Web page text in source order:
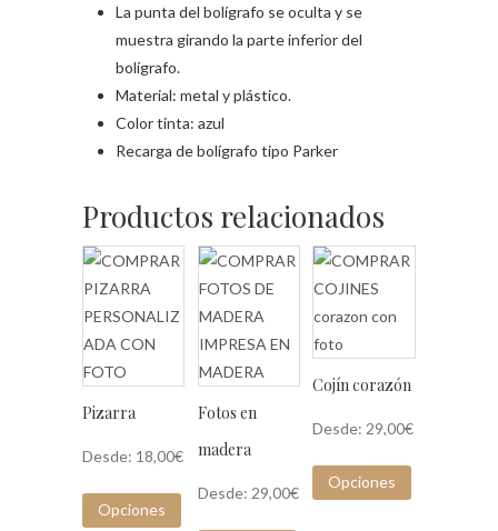
La punta del bolígrafo se oculta y se
muestra girando la parte inferior del
bolígrafo.
Material: metal y plástico.
Color tinta: azul
Recarga de bolígrafo tipo Parker
Productos relacionados
Pizarra
Desde: 18,00€
Opciones
Fotos en
madera
Desde: 29,00€
Cojín corazón
Desde: 29,00€
Opciones